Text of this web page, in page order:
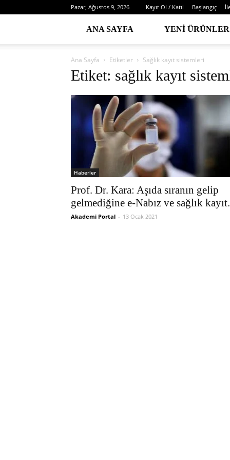
Pazar, Ağustos 9, 2026 Kayıt Ol / Katıl Başlangıç
ANA SAYFA YENI ÜRÜNLER
Ana Sayfa Etiketler Sağlık kayıt sistemleri
Etiket: sağlık kayıt
Haberler
Prof. Dr. Kara: Aşıda sıranın gelip
gelmediğine e-Nabız ve sağlık
Akademi Portal - 13 Ocak 2021